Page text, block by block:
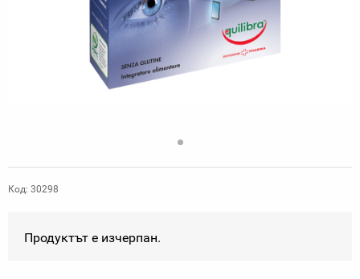
Код: 30298
Продуктът е изчерпан.